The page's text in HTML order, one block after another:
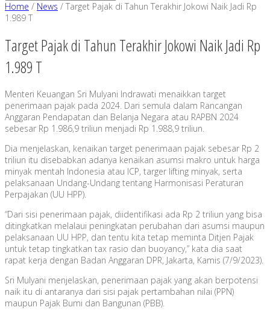
Home / News / Target Pajak di Tahun Terakhir Jokowi Naik Jadi Rp
1.989 T
Target Pajak di Tahun Terakhir Jokowi Naik Jadi Rp
1.989 T
Menteri Keuangan Sri Mulyani Indrawati menaikkan target
penerimaan pajak pada 2024. Dari semula dalam Rancangan
Anggaran Pendapatan dan Belanja Negara atau RAPBN 2024
sebesar Rp 1.986,9 triliun menjadi Rp 1.988,9 triliun.
Dia menjelaskan, kenaikan target penerimaan pajak sebesar Rp 2
triliun itu disebabkan adanya kenaikan asumsi makro untuk harga
minyak mentah Indonesia atau ICP, targer lifting minyak, serta
pelaksanaan Undang-Undang tentang Harmonisasi Peraturan
Perpajakan (UU HPP).
“Dari sisi penerimaan pajak, diidentifikasi ada Rp 2 triliun yang bisa
ditingkatkan melalaui peningkatan perubahan dari asumsi maupun
pelaksanaan UU HPP, dan tentu kita tetap meminta Ditjen Pajak
untuk tetap tingkatkan tax rasio dan buoyancy,” kata dia saat
rapat kerja dengan Badan Anggaran DPR, Jakarta, Kamis (7/9/2023).
Sri Mulyani menjelaskan, penerimaan pajak yang akan berpotensi
naik itu di antaranya dari sisi pajak pertambahan nilai (PPN)
maupun Pajak Bumi dan Bangunan (PBB).